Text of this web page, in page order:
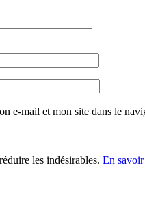
e-mail et mon site dans le
les indésirables. En savoir